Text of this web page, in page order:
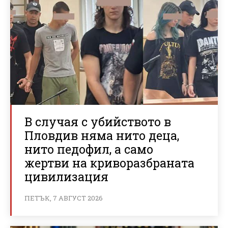
В случая с убийството в
Пловдив няма нито деца,
нито педофил, а само
жертви на криворазбраната
цивилизация
ПЕТЪК, 7 АВГУСТ 2026